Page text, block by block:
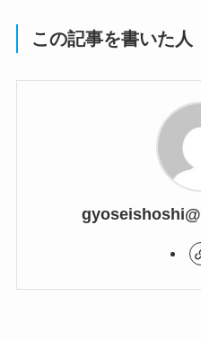
この記事を書いた人